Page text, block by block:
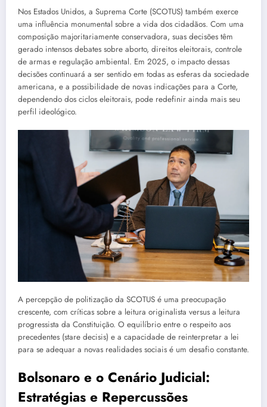
Nos Estados Unidos, a Suprema Corte (SCOTUS) também exerce
uma influência monumental sobre a vida dos cidadãos. Com uma
composição majoritariamente conservadora, suas decisões têm
gerado intensos debates sobre aborto, direitos eleitorais, controle
de armas e regulação ambiental. Em 2025, o impacto dessas
decisões continuará a ser sentido em todas as esferas da sociedade
americana, e a possibilidade de novas indicações para a Corte,
dependendo dos ciclos eleitorais, pode redefinir ainda mais seu
perfil ideológico.
A percepção de politização da SCOTUS é uma preocupação
crescente, com críticas sobre a leitura originalista versus a leitura
progressista da Constituição. O equilíbrio entre o respeito aos
precedentes (stare decisis) e a capacidade de reinterpretar a lei
para se adequar a novas realidades sociais é um desafio constante.
Bolsonaro e o Cenário Judicial:
Estratégias e Repercussões